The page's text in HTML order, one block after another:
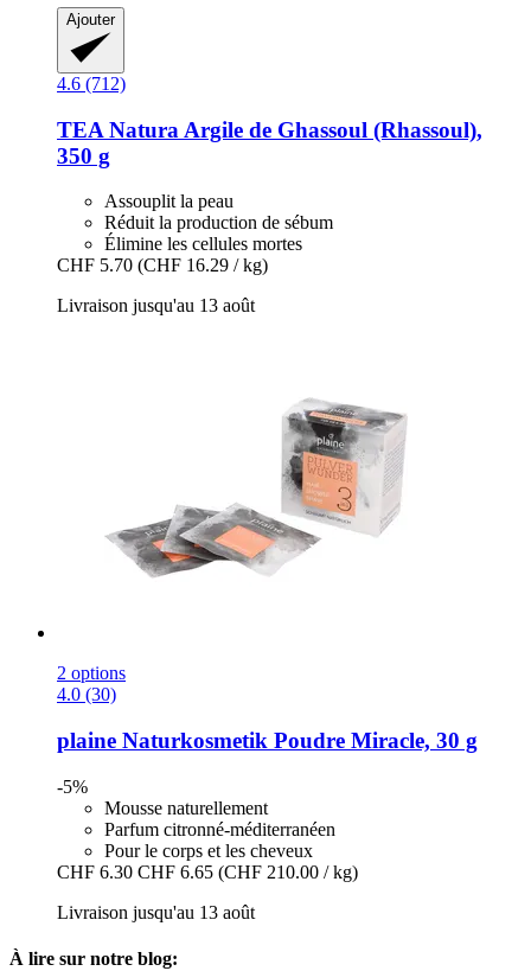
Ajouter
4.6 (712)
TEA Natura Argile de Ghassoul (Rhassoul),
350 g
Assouplit la peau
Réduit la production de sébum
Élimine les cellules mortes
CHF 5.70 (CHF 16.29 / kg)
Livraison jusqu'au 13 août
2 options
4.0 (30)
plaine Naturkosmetik Poudre Miracle, 30 g
-5%
Mousse naturellement
Parfum citronné-méditerranéen
Pour le corps et les cheveux
CHF 6.30 CHF 6.65 (CHF 210.00 / kg)
Livraison jusqu'au 13 août
À lire sur notre blog: